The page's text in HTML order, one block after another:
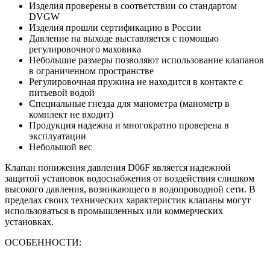
Изделия проверены в соответствии со стандартом
DVGW
Изделия прошли сертификацию в России
Давление на выходе выставляется с помощью
регулировочного маховика
Небольшие размеры позволяют использование клапанов
в ограниченном пространстве
Регулировочная пружина не находится в контакте с
питьевой водой
Специальные гнезда для манометра (манометр в
комплект не входит)
Продукция надежна и многократно проверена в
эксплуатации
Небольшой вес
Клапан понижения давления D06F является надежной
защитой установок водоснабжения от воздействия слишком
высокого давления, возникающего в водопроводной сети. В
пределах своих технических характеристик клапаны могут
использоваться в промышленных или коммерческих
установках.
ОСОБЕННОСТИ: